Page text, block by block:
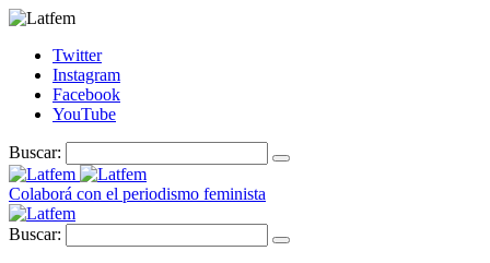
Twitter
Instagram
Facebook
YouTube
Buscar:
Colaborá con el periodismo feminista
Buscar: